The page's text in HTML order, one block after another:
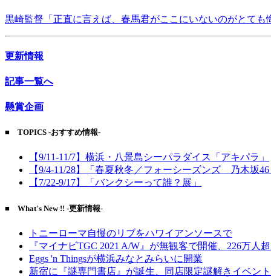
黒崎監督「正直に言えば、春馬君がここにいないのがとても
更新情報
記事一覧へ
懸賞企画
■ TOPICS -おすすめ情報-
【9/11-11/7】横浜・八景島シーパラダイス「アキパラ」
【9/4-11/28】「春夏秋冬／フォーシーズンズ 乃木坂46
【7/22-9/17】「バンクシーって誰？展」
■ What's New !! -更新情報-
トニーローマ自慢のリブをハワイアンソースで
『マイナビTGC 2021 A/W』が無観客で開催、226万人
Eggs 'n Thingsが横浜みなとみらいに開業
新宿に『謎専門書店』が誕生、同店限定謎解きイベン